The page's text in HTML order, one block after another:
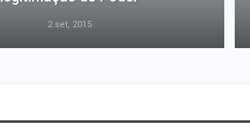
2 set, 2015